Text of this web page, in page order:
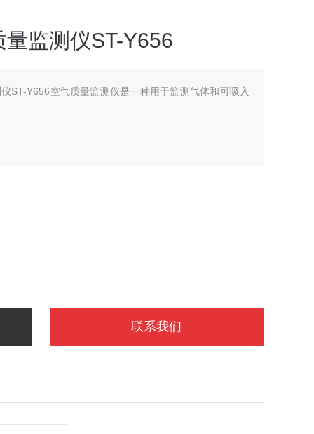
监测仪ST-Y656
ST-Y656空气质量监测仪是一种用于监测气体和可吸入
联系我们